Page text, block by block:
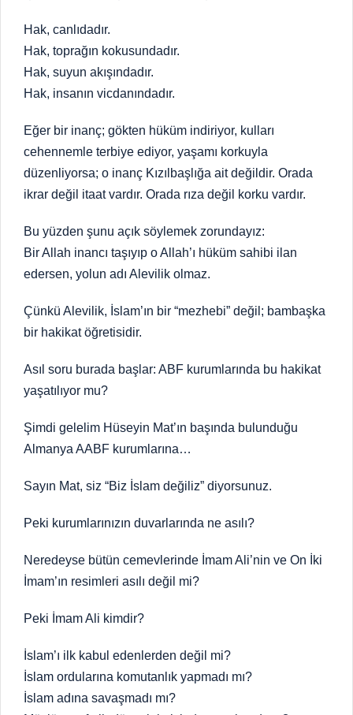
Hak, canlıdadır.
Hak, toprağın kokusundadır.
Hak, suyun akışındadır.
Hak, insanın vicdanındadır.
Eğer bir inanç; gökten hüküm indiriyor, kulları
cehennemle terbiye ediyor, yaşamı korkuyla
düzenliyorsa; o inanç Kızılbaşlığa ait değildir. Orada
ikrar değil itaat vardır. Orada rıza değil korku vardır.
Bu yüzden şunu açık söylemek zorundayız:
Bir Allah inancı taşıyıp o Allah’ı hüküm sahibi ilan
edersen, yolun adı Alevilik olmaz.
Çünkü Alevilik, İslam’ın bir “mezhebi” değil; bambaşka
bir hakikat öğretisidir.
Asıl soru burada başlar: ABF kurumlarında bu hakikat
yaşatılıyor mu?
Şimdi gelelim Hüseyin Mat’ın başında bulunduğu
Almanya AABF kurumlarına…
Sayın Mat, siz “Biz İslam değiliz” diyorsunuz.
Peki kurumlarınızın duvarlarında ne asılı?
Neredeyse bütün cemevlerinde İmam Ali’nin ve On İki
İmam’ın resimleri asılı değil mi?
Peki İmam Ali kimdir?
İslam’ı ilk kabul edenlerden değil mi?
İslam ordularına komutanlık yapmadı mı?
İslam adına savaşmadı mı?